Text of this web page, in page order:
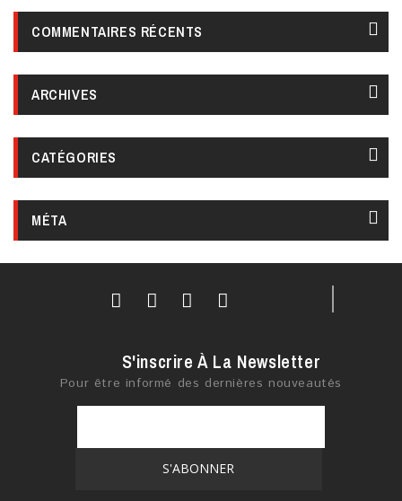
COMMENTAIRES RÉCENTS
ARCHIVES
CATÉGORIES
MÉTA
S'inscrire À La Newsletter
Pour être informé des dernières nouveautés